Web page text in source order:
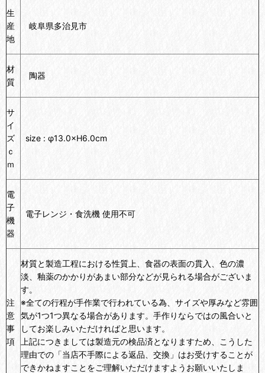
生
産
地
岐阜県多治見市
材
質
陶器
サ
イ
ズ
ｃ
ｍ
size : φ13.0×H6.0cm
電
子
機
器
電子レンジ・食洗機 使用不可
注
意
事
項
材質と製造工程における性質上、食器の表面の貫入、色の濃
淡、釉薬のかかりがあまい部分などが見られる場合がございま
す。
※全ての行程が手作業で行われている為、サイズや厚みなど雰囲
気が1つ1つ異なる場合があります。手作りならではの風合いと
してお楽しみいただければと思います。
上記につきましては製造元の検品済となりますため、こうした
理由での「当店不手際による返品、交換」はお受けすることが
できかねますことをご理解いただけますようお願いいたしま